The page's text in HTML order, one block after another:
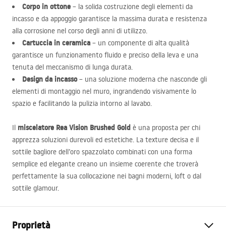
Corpo in ottone – la solida costruzione degli elementi da
incasso e da appoggio garantisce la massima durata e resistenza
alla corrosione nel corso degli anni di utilizzo.
Cartuccia in ceramica – un componente di alta qualità
garantisce un funzionamento fluido e preciso della leva e una
tenuta del meccanismo di lunga durata.
Design da incasso– una soluzione moderna che nasconde gli
elementi di montaggio nel muro, ingrandendo visivamente lo
spazio e facilitando la pulizia intorno al lavabo.
Il miscelatore Rea Vision Brushed Gold è una proposta per chi
apprezza soluzioni durevoli ed estetiche. La texture decisa e il
sottile bagliore dell’oro spazzolato combinati con una forma
semplice ed elegante creano un insieme coerente che troverà
perfettamente la sua collocazione nei bagni moderni, loft o dal
sottile glamour.
Proprietà